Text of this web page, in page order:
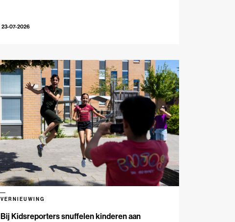
23-07-2026
Bij Kidsreporters snuffelen kinderen aan
VERNIEUWING